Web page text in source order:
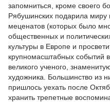
запомниться, кроме своего
Рябушинских подарила миру
меценатов (которых было
общественных и
культуры в Европе и
крупномасштабных событий
великого ученого,
художника. Большинство из
пришлось уехать после
хранить трепетные